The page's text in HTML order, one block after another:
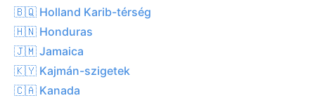
🇧🇶 Holland Karib-térség
🇭🇳 Honduras
🇯🇲 Jamaica
🇰🇾 Kajmán-szigetek
🇨🇦 Kanada